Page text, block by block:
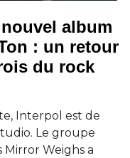
album
: un retour
du rock
Interpol est de
Le groupe
Mirror Weighs a